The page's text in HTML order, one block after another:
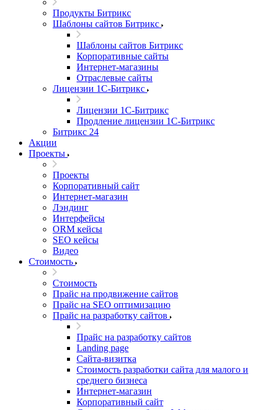
Продукты Битрикс
Шаблоны сайтов Битрикс
Шаблоны сайтов Битрикс
Корпоративные сайты
Интернет-магазины
Отраслевые сайты
Лицензии 1С-Битрикс
Лицензии 1С-Битрикс
Продление лицензии 1С-Битрикс
Битрикс 24
Акции
Проекты
Проекты
Корпоративный сайт
Интернет-магазин
Лэндинг
Интерфейсы
ORM кейсы
SEO кейсы
Видео
Стоимость
Стоимость
Прайс на продвижение сайтов
Прайс на SEO оптимизацию
Прайс на разработку сайтов
Прайс на разработку сайтов
Landing page
Cайта-визитка
Стоимость разработки сайта для малого и
среднего бизнеса
Интернет-магазин
Корпоративный сайт